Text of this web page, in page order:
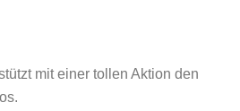
mit einer tollen Aktion den